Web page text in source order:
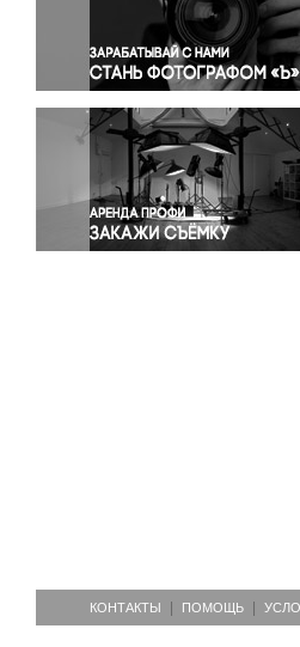
Правосудие
Происшествия и
Религия
Светская жизнь
Спорт
Экология
Экономика и бизнес
КОНТАКТЫ ПОМОЩЬ